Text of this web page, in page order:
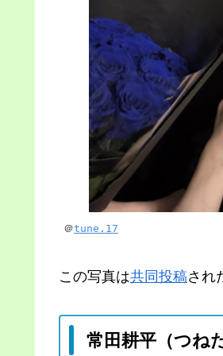
＠tune.17
この写真は共同投稿され
常田耕平（つね